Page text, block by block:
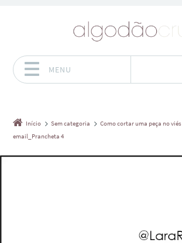
MENU
Início Sem categoria
Como cortar uma peça no viés
email_Prancheta 4